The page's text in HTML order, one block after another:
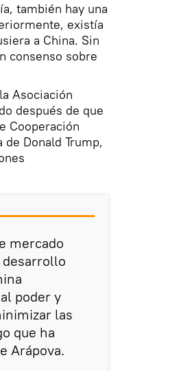
también hay una
existía
a China. Sin
consenso sobre
Asociación
después de que
Cooperación
Donald Trump,
mercado
desarrollo
poder y
las
que ha
Arápova.